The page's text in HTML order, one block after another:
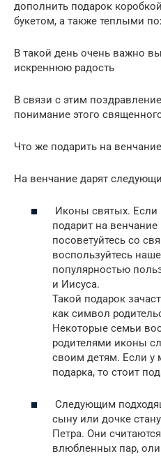
дополнить подарок
букетом, а также теплыми
В такой день очень важно
искреннюю радость
В связи с этим
понимание этого
Что же подарить на
На венчание дарят
Иконы святых. Если
подарит на
посоветуйтесь со
воспользуйтесь
популярностью
и Иисуса.
Такой подарок
как символ
Некоторые семьи
родителями иконы
своим детям. Если у
подарка, то стоит
Следующим
сыну или дочке
Петра. Они
влюбленных пар,